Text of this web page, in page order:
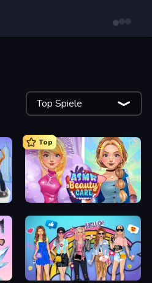
Top Spiele
Top
ASMR Beauty Care
College Girls Team Makeover